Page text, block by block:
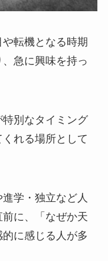
転機となる時期
急に興味を持っ
別なタイミング
れる場所として
学・独立など人
に、「なぜか天
に感じる人が多